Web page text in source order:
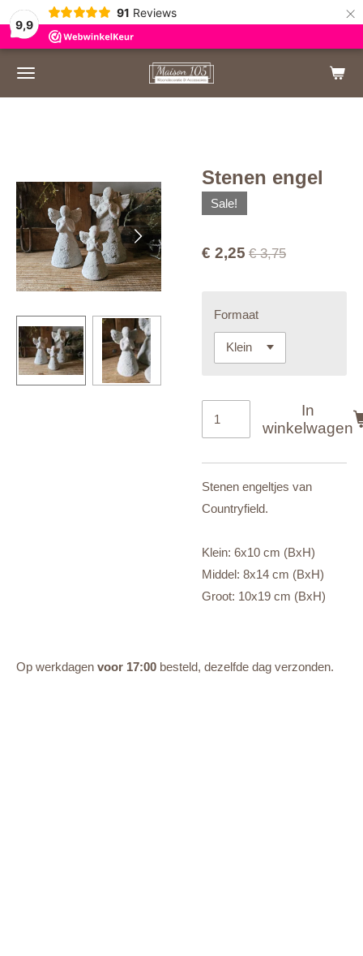
9,9
91 Reviews ×
dag verzonden Veilig betalen met iDEAL
Stenen engel
Sale!
€ 2,25 € 3,75
Formaat
In
winkelwagen
Stenen engeltjes van
Countryfield.
Klein: 6x10 cm (BxH)
Middel: 8x14 cm (BxH)
Groot: 10x19 cm (BxH)
Op werkdagen voor 17:00 besteld, dezelfde dag verzonden.